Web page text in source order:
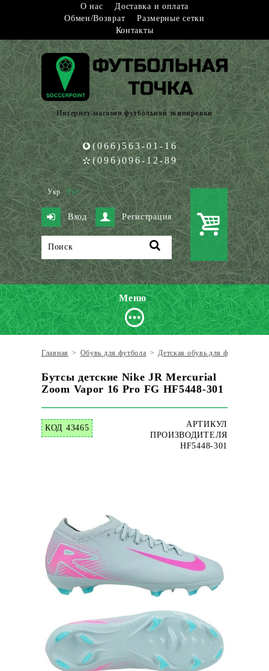
О нас
Доставка и оплата
Обмен/Возврат
Размерные сетки
Контакты
Интернет-магазин футбольной экипировки
(066)563-01-16
(096)096-12-89
Укр Рус
Вход Регистрация
Меню
Главная > Обувь для футбола > Детская обувь для футбола
Бутсы детские Nike JR Mercurial
Zoom Vapor 16 Pro FG HF5448-301
КОД 43465
АРТИКУЛ
ПРОИЗВОДИТЕЛЯ
HF5448-301